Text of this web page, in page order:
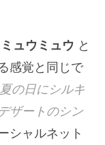
ミュウミュウ と
感覚と同じで
夏の日にシルキ
ザートのシン
シャルネット